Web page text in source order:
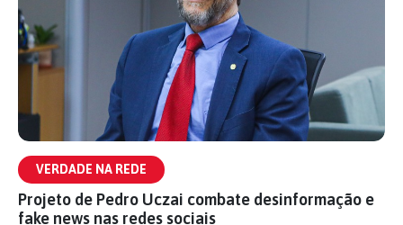
VERDADE NA REDE
Projeto de Pedro Uczai combate desinformação e
fake news nas redes sociais